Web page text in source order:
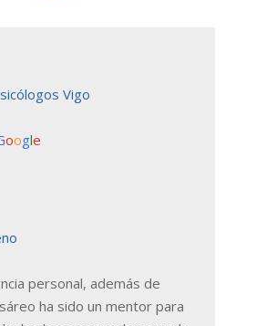
Vigo
oogle
personal, además de
ha sido un mentor para